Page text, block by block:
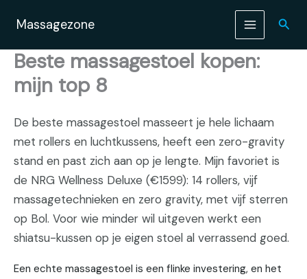
naar
inhoud
Massagezone
Beste massagestoel kopen:
mijn top 8
De beste massagestoel masseert je hele lichaam
met rollers en luchtkussens, heeft een zero-gravity
stand en past zich aan op je lengte. Mijn favoriet is
de NRG Wellness Deluxe (€1599): 14 rollers, vijf
massagetechnieken en zero gravity, met vijf sterren
op Bol. Voor wie minder wil uitgeven werkt een
shiatsu-kussen op je eigen stoel al verrassend goed.
Een echte massagestoel is een flinke investering, en het